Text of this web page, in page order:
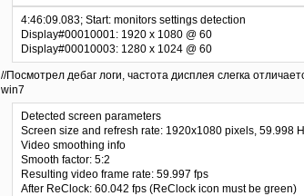
4:46:09.083; Start: monitors settings detection
Display#00010001: 1920 x 1080 @ 60
Display#00010003: 1280 x 1024 @ 60
//Посмотрел дебаг логи, частота дисплея слегка
win7
Detected screen parameters
Screen size and refresh rate: 1920x1080 pixels, 59.998
Video smoothing info
Smooth factor: 5:2
Resulting video frame rate: 59.997 fps
After ReClock: 60.042 fps (ReClock icon must be green)